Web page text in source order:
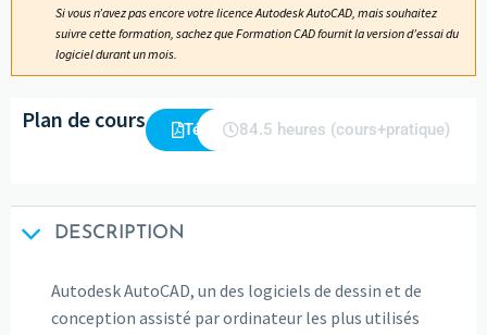
Si vous n’avez pas encore votre licence Autodesk AutoCAD, mais souhaitez
suivre cette formation, sachez que Formation CAD fournit la version d’essai du
logiciel durant un mois.
Plan de cours Télécharger84.5 heures (cours+pratique)
DESCRIPTION
Autodesk AutoCAD, un des logiciels de dessin et de
conception assisté par ordinateur les plus utilisés